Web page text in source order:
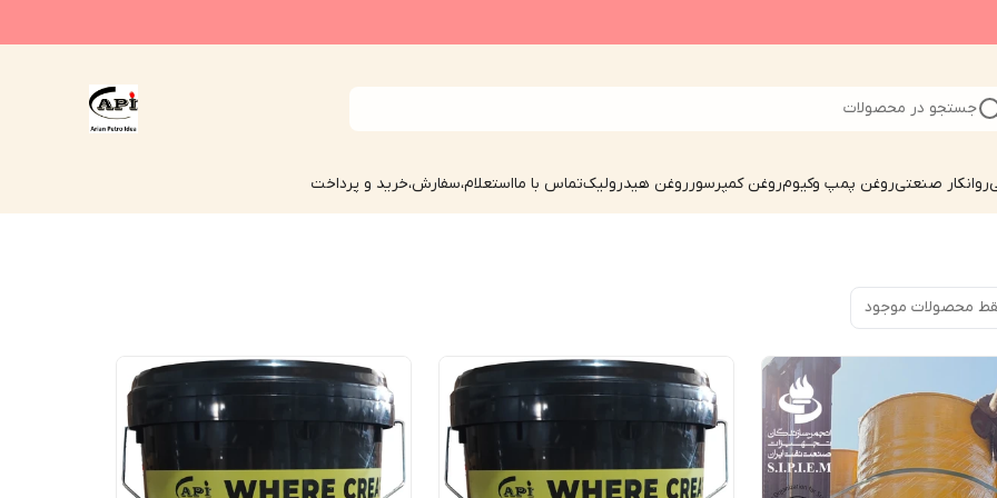
جستجو در محصولات
روانکار صنعتیروغن پمپ وکیومروغن کمپرسورروغن هیدرولیکتماس با مااستعلام،سفارش،خرید و پرداخت
محصولات موجود